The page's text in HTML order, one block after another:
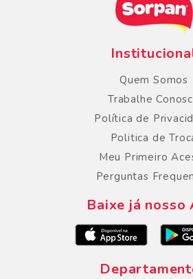
Quem Somos
Trabalhe
Política de
Politica de
Meu Primeiro
Perguntas
Baixe já nosso